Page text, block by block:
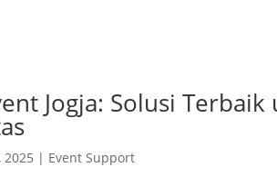
Jogja: Solusi
2025 | Event Support